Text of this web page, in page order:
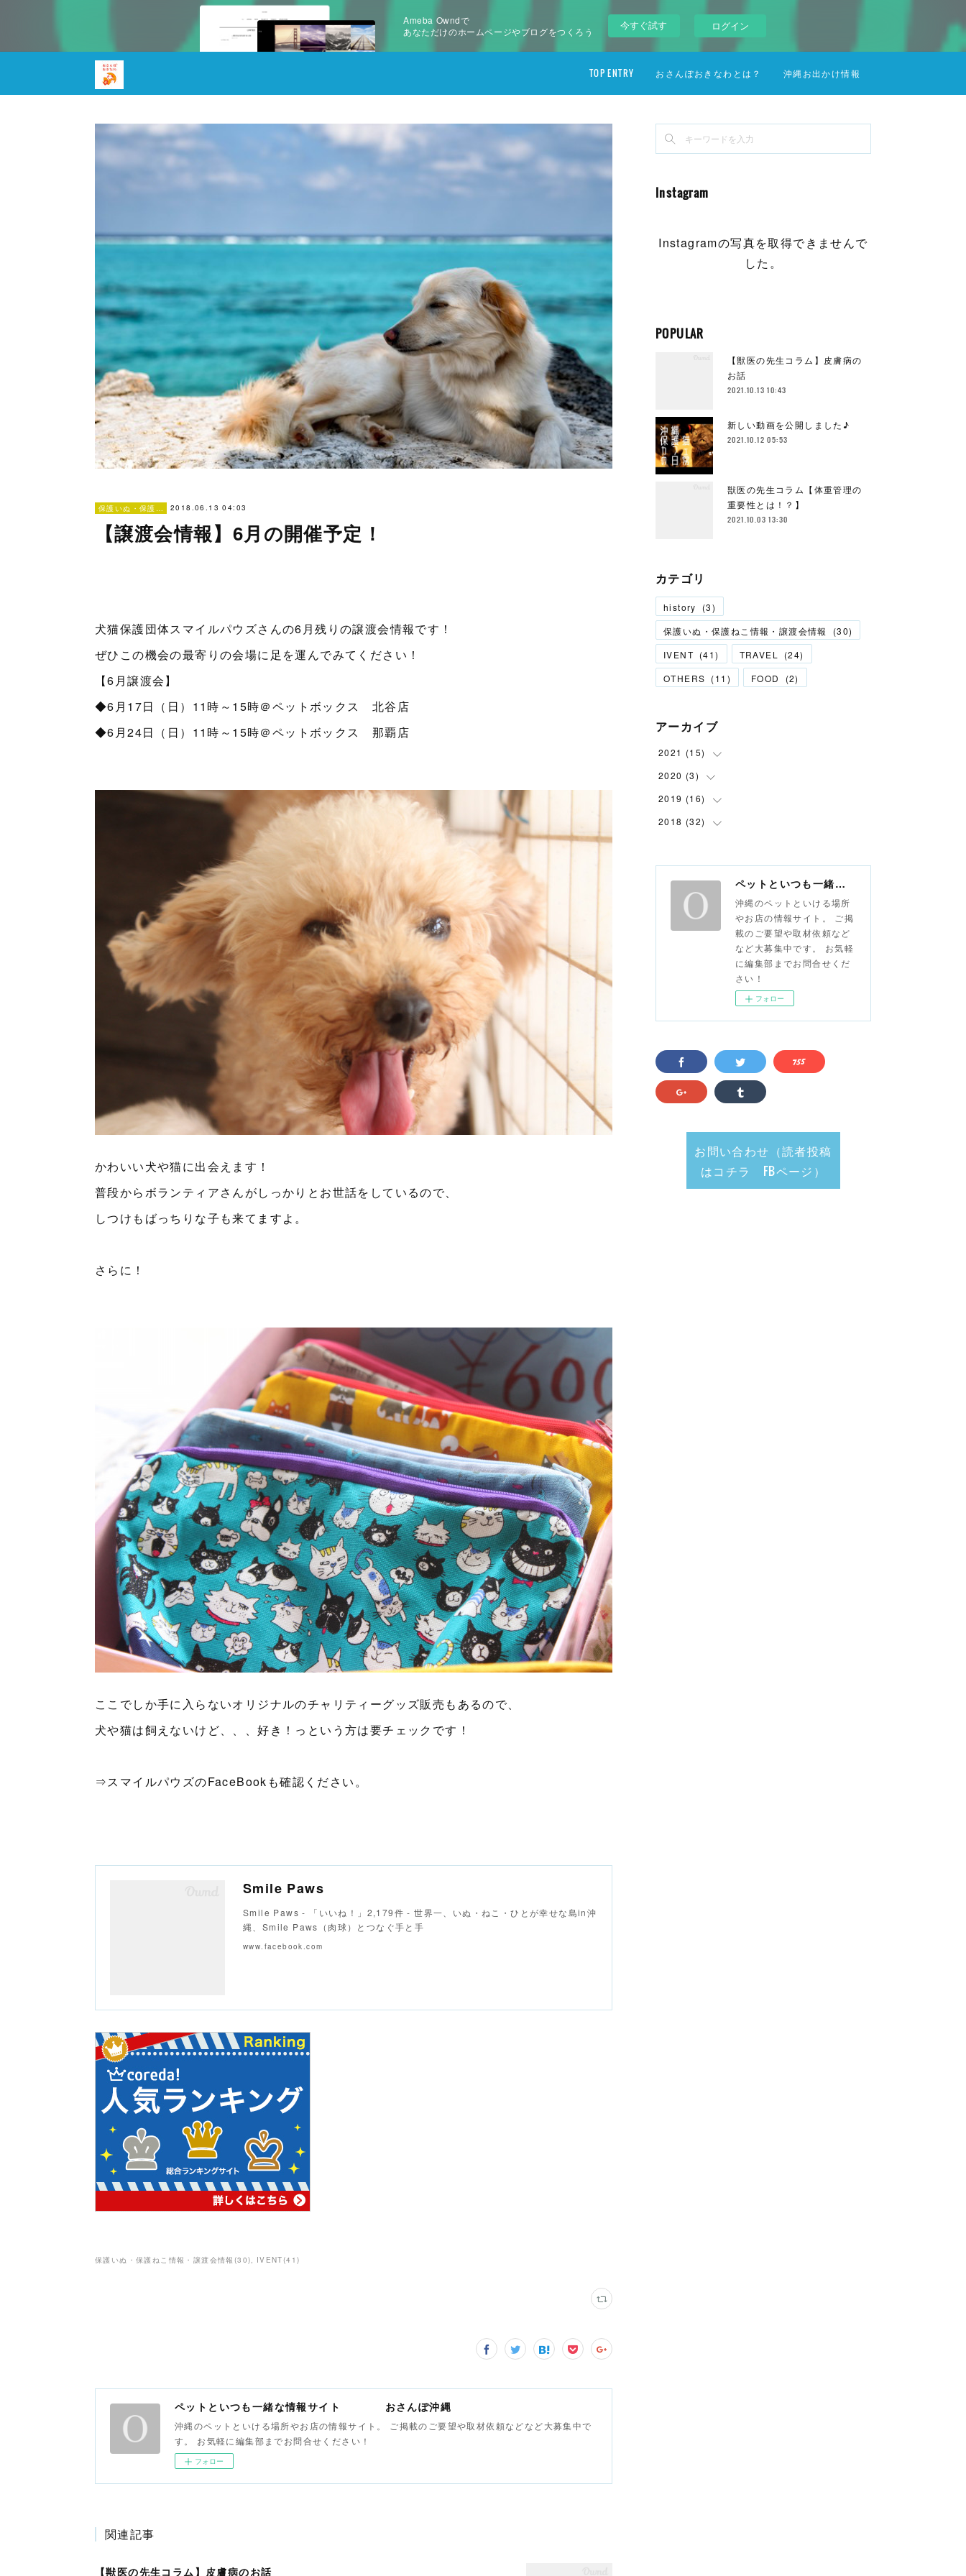
Ameba Owndで
あなただけのホームページやブログをつくろう
今すぐ試す ログイン
TOP ENTRY おさんぽおきなわとは？ 沖縄お出かけ情報
2018.06.13 04:03
【譲渡会情報】6月の開催予定！
犬猫保護団体スマイルパウズさんの6月残りの譲渡会情報です！
ぜひこの機会の最寄りの会場に足を運んでみてください！
【6月譲渡会】
◆6月17日（日）11時～15時＠ペットボックス 北谷店
◆6月24日（日）11時～15時＠ペットボックス 那覇店
かわいい犬や猫に出会えます！
普段からボランティアさんがしっかりとお世話をしているので、
しつけもばっちりな子も来てますよ。
さらに！
ここでしか手に入らないオリジナルのチャリティーグッズ販売もあるので、
犬や猫は飼えないけど、、、好き！っという方は要チェックです！
⇒スマイルパウズのFaceBookも確認ください。
Smile Paws
Smile Paws - 「いいね！」2,179件 - 世界一、いぬ・ねこ・ひとが幸せな島in沖
縄、Smile Paws（肉球）とつなぐ手と手
www.facebook.com
保護いぬ・保護ねこ情報・譲渡会情報 (30) IVENT(41)
ペットといつも一緒な情報サイト おさんぽ沖縄
沖縄のペットといける場所やお店の情報サイト。 ご掲載のご要望や取材依頼などなど大募集中で
す。 お気軽に編集部までお問合せください！
フォロー
関連記事
【獣医の先生コラム】皮膚病のお話
Instagram
Instagramの写真を取得できませんで
した。
POPULAR
【獣医の先生コラム】皮膚病の
お話
2021.10.13 10:43
新しい動画を公開しました♪
2021.10.12 05:53
獣医の先生コラム【体重管理の
重要性とは！？】
2021.10.03 13:30
カテゴリ
history (3)
保護いぬ・保護ねこ情報・譲渡会情報
(30)
IVENT (41) TRAVEL (24)
OTHERS (11 ) FOOD (2)
アーカイブ
2021 (15)
(6
( 9)
2020 (3)
( 1)
(1)
2019 (16)
(2)
(8)
2018 (32)
(1)
)
(8)
ペットといつも一緒な情報サイト おさんぽ沖縄
沖縄のペットといける場所
やお店の情報サイト。 ご掲
載のご要望や取材依頼など
など大募集中です。 お気軽
に編集部までお問合せくだ
さい！
フォロー
お問い合わせ（読者投稿
はコチラ FBページ）